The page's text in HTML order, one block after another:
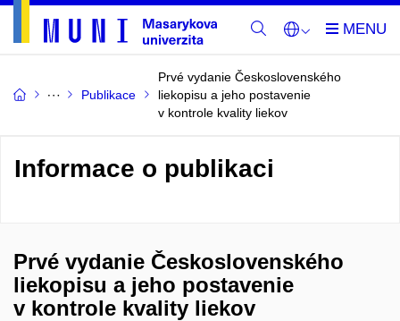
Publikace
Prvé vydanie Československého
liekopisu a jeho postavenie
v kontrole kvality liekov
Informace o publikaci
Prvé vydanie Československého
liekopisu a jeho postavenie
v kontrole kvality liekov